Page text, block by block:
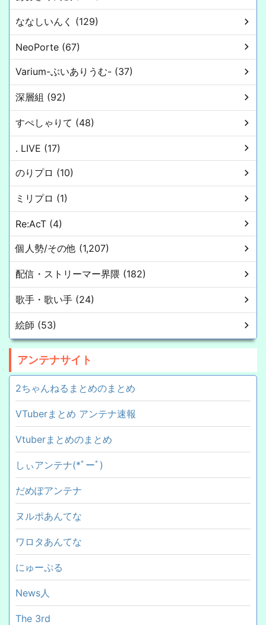
ななしいんく (129)
NeoPorte (67)
Varium-ぶいありうむ- (37)
深層組 (92)
すぺしゃりて (48)
. LIVE (17)
のりプロ (10)
ミリプロ (1)
Re:AcT (4)
個人勢/その他 (1,207)
配信・ストリーマー界隈 (182)
歌手・歌い手 (24)
絵師 (53)
アンテナサイト
2ちゃんねるまとめのまとめ
VTuberまとめ アンテナ速報
Vtuberまとめのまとめ
しぃアンテナ(*ﾟーﾟ)
だめぽアンテナ
ヌルポあんてな
ワロタあんてな
にゅーぷる
News人
The 3rd